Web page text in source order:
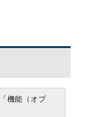
機能（オプ